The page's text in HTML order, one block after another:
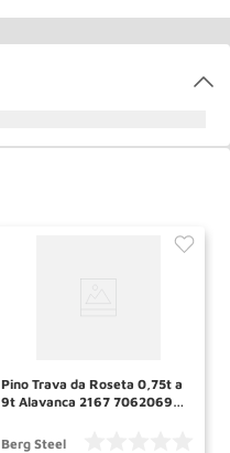
Pino Trava da Roseta 0,75t a
9t Alavanca 2167 70620690
Berg Steel